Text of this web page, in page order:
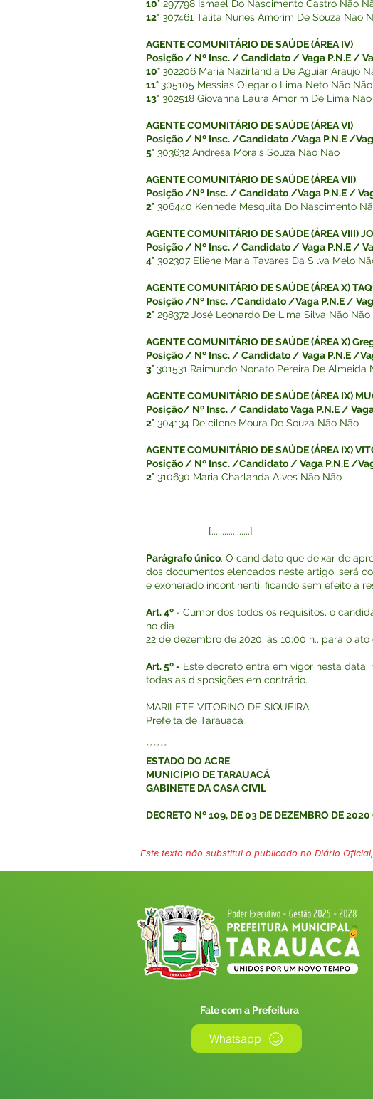
10° 297798 Ismael Do Nascimento Castro Não
12° 307461 Talita Nunes Amorim De Souza Não
AGENTE COMUNITÁRIO DE SAÚDE (ÁREA IV)
Posição / Nº Insc. / Candidato / Vaga P.N.E /
10°302206 Maria Nazirlandia De Aguiar Araújo
11°305105 Messias Olegario Lima Neto Não Não
13° 302518 Giovanna Laura Amorim De Lima
AGENTE COMUNITÁRIO DE SAÚDE (ÁREA VI)
Posição / Nº Insc. /Candidato /Vaga P.N.E /
5° 303632 Andresa Morais Souza Não Não
AGENTE COMUNITÁRIO DE SAÚDE (ÁREA VII)
Posição /Nº Insc. / Candidato /Vaga P.N.E /
2° 306440 Kennede Mesquita Do Nascimento
AGENTE COMUNITÁRIO DE SAÚDE (ÁREA VIII)
Posição / Nº Insc. / Candidato / Vaga P.N.E /
4° 302307 Eliene Maria Tavares Da Silva Melo
AGENTE COMUNITÁRIO DE SAÚDE (ÁREA X)
Posição /Nº Insc. /Candidato /Vaga P.N.E /
2° 298372 José Leonardo De Lima Silva Não Não
AGENTE COMUNITÁRIO DE SAÚDE (ÁREA X)
Posição / Nº Insc. / Candidato / Vaga P.N.E /
3°301531 Raimundo Nonato Pereira De Almeida
AGENTE COMUNITÁRIO DE SAÚDE (ÁREA IX)
Posição/ Nº Insc. / Candidato Vaga P.N.E /
2° 304134 Delcilene Moura De Souza Não Não
AGENTE COMUNITÁRIO DE SAÚDE (ÁREA IX)
Posição / Nº Insc. /Candidato / Vaga P.N.E /
2° 310630 Maria Charlanda Alves Não Não
[..................]
Parágrafo único. O candidato que deixar de
dos documentos elencados neste artigo, será
e exonerado incontinenti, ficando sem efeito a
Art. 4º - Cumpridos todos os requisitos, o
no dia
22 de dezembro de 2020, às 10:00 h., para o ato
Art. 5º - Este decreto entra em vigor nesta data,
todas as disposições em contrário.
MARILETE VITORINO DE SIQUEIRA
Prefeita de Tarauacá
******
ESTADO DO ACRE
MUNICÍPIO DE TARAUACÁ
GABINETE DA CASA CIVIL
DECRETO Nº 109, DE 03 DE DEZEMBRO DE 2020
Este texto não substitui o publicado no Diário
Fale com a Prefeitura
Whatsapp